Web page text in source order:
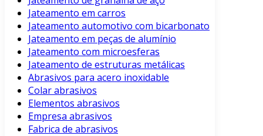
Jateamento em carros
Jateamento automotivo com bicarbonato
Jateamento em peças de alumínio
Jateamento com microesferas
Jateamento de estruturas metálicas
Abrasivos para acero inoxidable
Colar abrasivos
Elementos abrasivos
Empresa abrasivos
Fabrica de abrasivos